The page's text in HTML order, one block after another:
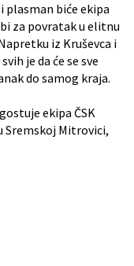
plasman biće ekipa
za povratak u elitnu
iz Kruševca i
je da će se sve
do samog kraja.
ekipa ČSK
Sremskoj Mitrovici,